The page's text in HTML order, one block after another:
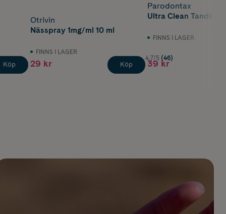
Köp
Otrivin
Nässpray 1mg/ml 10 ml
FINNS I LAGER
29 kr Köp
Parodontax
Ultra Clean
FINNS I LAGER
4.7/5 (46)
39 kr